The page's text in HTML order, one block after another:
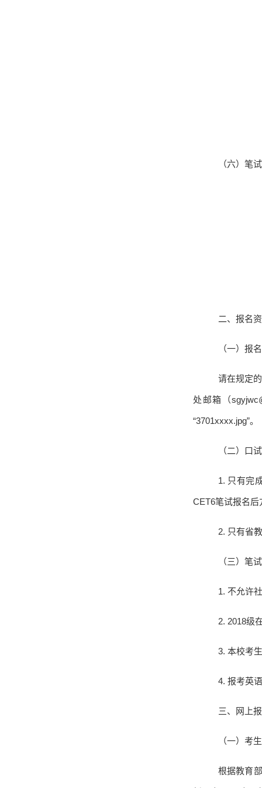
（六）笔
二、报名
（一）报
请在规定
处邮箱（
“3701xxxx.jpg”。
（二）口
1. 只有完
CET6笔试报名后
2. 只有省
（三）笔
1. 不允许
2. 2018级
3. 本校考
4. 报考英
三、网上
（一）考
根据教育